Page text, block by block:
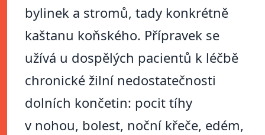
bylinek a stromů, tady konkrétně
kaštanu koňského. Přípravek se
užívá u dospělých pacientů k léčbě
chronické žilní nedostatečnosti
dolních končetin: pocit tíhy
v nohou, bolest, noční křeče, edém,